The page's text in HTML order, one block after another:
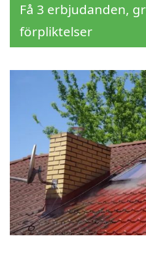
Få 3 erbjudanden,
förpliktelser